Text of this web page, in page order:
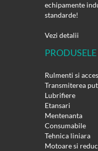
echipamente
standarde!
Vezi detalii
Rulmenti si
Transmiterea
Lubrifiere
Etansari
Mentenanta
Consumabile
Tehnica liniara
Motoare si